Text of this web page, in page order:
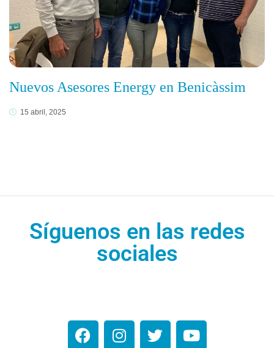
Nuevos Asesores Energy en Benicàssim
15 abril, 2025
Síguenos en las redes
sociales